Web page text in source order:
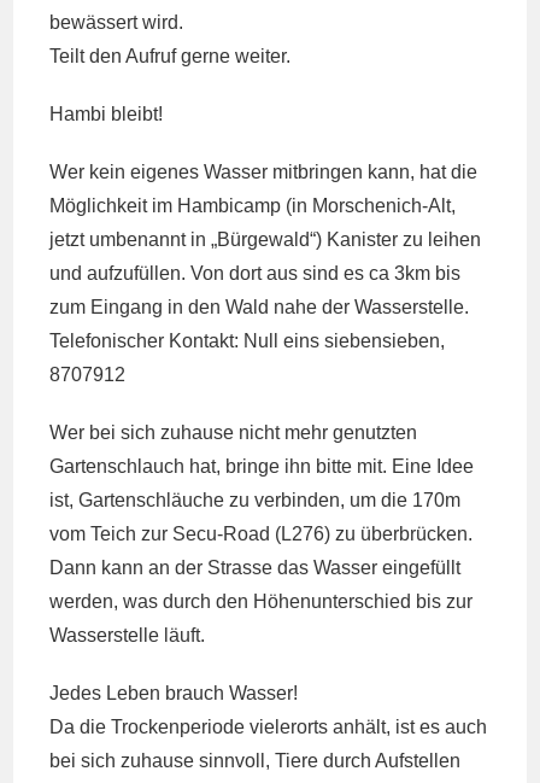
bewässert wird.
Teilt den Aufruf gerne weiter.
Hambi bleibt!
Wer kein eigenes Wasser mitbringen kann, hat die
Möglichkeit im Hambicamp (in Morschenich-Alt,
jetzt umbenannt in „Bürgewald“) Kanister zu leihen
und aufzufüllen. Von dort aus sind es ca 3km bis
zum Eingang in den Wald nahe der Wasserstelle.
Telefonischer Kontakt: Null eins siebensieben,
8707912
Wer bei sich zuhause nicht mehr genutzten
Gartenschlauch hat, bringe ihn bitte mit. Eine Idee
ist, Gartenschläuche zu verbinden, um die 170m
vom Teich zur Secu-Road (L276) zu überbrücken.
Dann kann an der Strasse das Wasser eingefüllt
werden, was durch den Höhenunterschied bis zur
Wasserstelle läuft.
Jedes Leben brauch Wasser!
Da die Trockenperiode vielerorts anhält, ist es auch
bei sich zuhause sinnvoll, Tiere durch Aufstellen